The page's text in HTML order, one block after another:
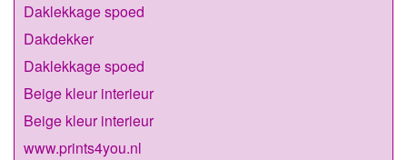
Daklekkage spoed
Dakdekker
Daklekkage spoed
Beige kleur interieur
Beige kleur interieur
www.prints4you.nl